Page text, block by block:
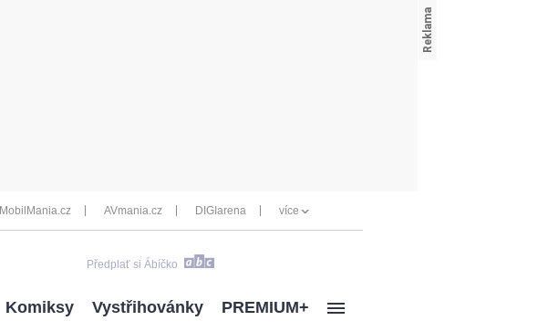
MobilMania.cz AVmania.cz DIGIarena více
Předplať si Ábíčko
Komiksy Vystřihovánky PREMIUM+